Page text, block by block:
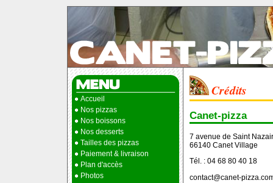
Crédits
Canet-pizza
7 avenue de Saint
66140 Canet Village
Tél. : 04 68 80 40 18
contact@canet-
Accueil
Nos pizzas
Nos boissons
Nos desserts
Tailles des pizzas
Paiement & livraison
Plan d'accès
Photos